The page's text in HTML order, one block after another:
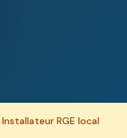
Installateur RGE local